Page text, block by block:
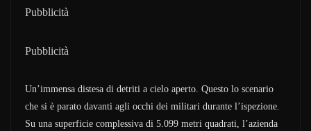
Pubblicità
Pubblicità
Un’immensa distesa di detriti a cielo aperto. Questo lo scenario
che si è parato davanti agli occhi dei militari durante l’ispezione.
Su una superficie complessiva di 5.099 metri quadrati, l’azienda